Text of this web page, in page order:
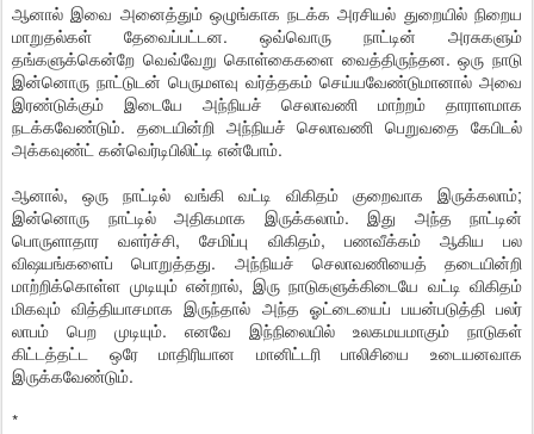
ஆனால் இவை அனைத்தும் ஒழுங்காக நடக்க அரசியல் துறையில் நிறைய
மாறுதல்கள் தேவைப்பட்டன. ஒவ்வொரு நாட்டின் அரசுகளும்
தங்களுக்கென்றே வெவ்வேறு கொள்கைகளை வைத்திருந்தன. ஒரு நாடு
இன்னொரு நாட்டுடன் பெருமளவு வர்த்தகம் செய்யவேண்டுமானால் அவை
இரண்டுக்கும் இடையே அந்நியச் செலாவணி மாற்றம் தாராளமாக
நடக்கவேண்டும். தடையின்றி அந்நியச் செலாவணி பெறுவதை கேபிடல்
அக்கவுண்ட் கன்வெர்டிபிலிட்டி என்போம்.
ஆனால், ஒரு நாட்டில் வங்கி வட்டி விகிதம் குறைவாக இருக்கலாம்;
இன்னொரு நாட்டில் அதிகமாக இருக்கலாம். இது அந்த நாட்டின்
பொருளாதார வளர்ச்சி, சேமிப்பு விகிதம், பணவீக்கம் ஆகிய பல
விஷயங்களைப் பொறுத்தது. அந்நியச் செலாவணியைத் தடையின்றி
மாற்றிக்கொள்ள முடியும் என்றால், இரு நாடுகளுக்கிடையே வட்டி விகிதம்
மிகவும் வித்தியாசமாக இருந்தால் அந்த ஓட்டையைப் பயன்படுத்தி பலர்
லாபம் பெற முடியும். எனவே இந்நிலையில் உலகமயமாகும் நாடுகள்
கிட்டத்தட்ட ஒரே மாதிரியான மானிட்டரி பாலிசியை உடையனவாக
இருக்கவேண்டும்.
*